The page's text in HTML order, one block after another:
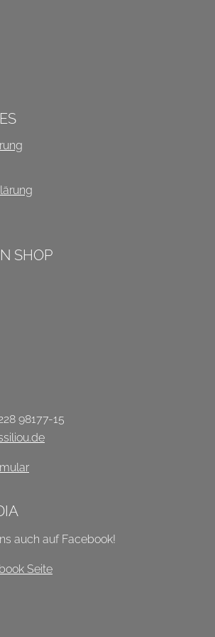
SHOP
98177-15
auch auf Facebook!